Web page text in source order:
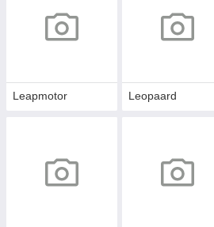
Leapmotor Leopaard